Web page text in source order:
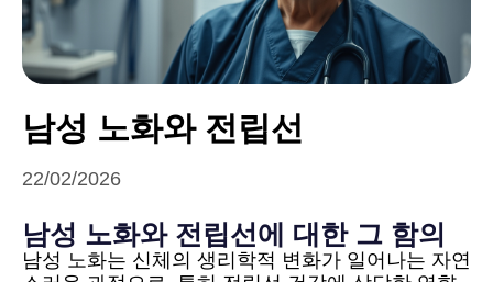
남성 노화와 전립선
22/02/2026
남성 노화와 전립선에 대한 그 함의
남성 노화는 신체의 생리학적 변화가 일어나는 자연